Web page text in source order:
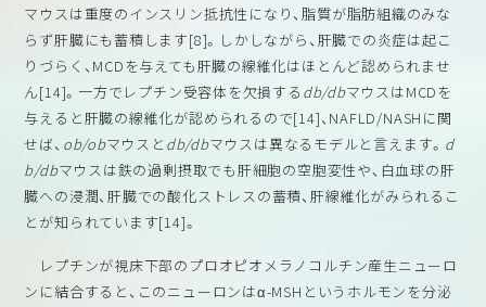
マウスは重度のインスリン抵抗性になり、脂質が脂肪組織のみな
らず肝臓にも蓄積します[8]。しかしながら、肝臓での炎症は起こ
りづらく、MCDを与えても肝臓の線維化はほとんど認められませ
ん[14]。一方でレプチン受容体を欠損する db/dbマウスはMCDを
与えると肝臓の線維化が認められるので[14]、NAFLD/NASHに関
せば、 ob/obマウスとdb/dbマウスは異なるモデルと言えます。 d
b/dbマウスは鉄の過剰摂取でも肝細胞の空胞変性や、白血球の肝
臓への浸潤、肝臓での酸化ストレスの蓄積、肝線維化がみられるこ
とが知られています[14]。
レプチンが視床下部のプロオピオメラノコルチン産生ニューロ
ンに結合すると、このニューロンはα-MSHというホルモンを分泌